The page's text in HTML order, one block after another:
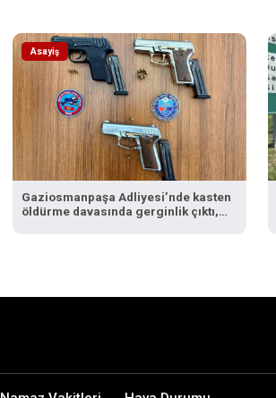
Asayiş
Gaziosmanpaşa Adliyesi’nde kasten
öldürme davasında gerginlik çıktı,